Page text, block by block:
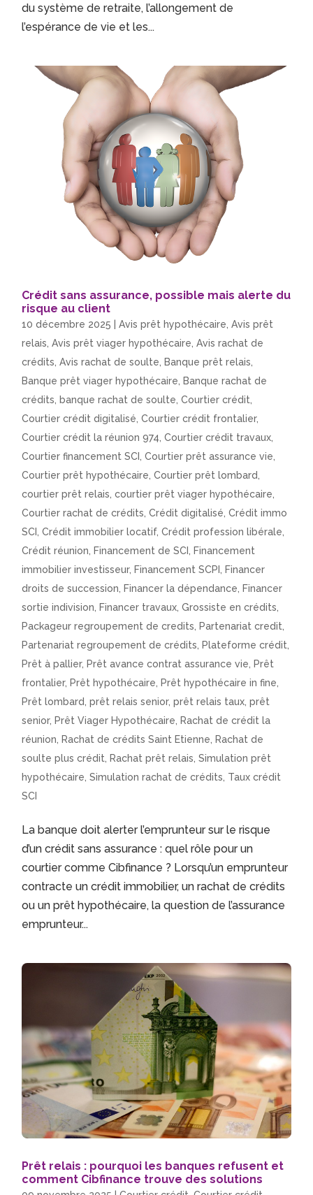
du système de retraite, l’allongement de
l’espérance de vie et les...
Crédit sans assurance, possible mais alerte du
risque au client
10 décembre 2025 |Avis prêt hypothécaire ,Avis prêt
relais ,Avis prêt viager hypothécaire ,Avis rachat de
crédits ,Avis rachat de soulte Banque prêt relais
Banque prêt viager hypothécaire
Banque rachat de
crédits
banque rachat de soulte ,Courtier crédit
Courtier crédit digitalisé ,Courtier crédit frontalier,
Courtier crédit la réunion 974 ,Courtier crédit travaux
Courtier financement SCI
,Courtier prêt assurance vie
Courtier prêt hypothécaire ,Courtier prêt lombard
courtier prêt relais ,courtier prêt viager hypothécaire
Courtier rachat de crédits ,Crédit digitalisé ,Crédit immo
SCI
,Crédit immobilier locatif,Crédit profession libérale
Crédit réunion
Financement de SCI
Financement
immobilier investisseur, Financement SCPI
Financer
droits de succession
Financer la dépendance
Financer
sortie indivision
Financer travaux ,Grossiste en crédits
Packageur regroupement de credits
Partenariat credit
Partenariat regroupement de crédits
Plateforme crédit
Prêt à pallier, Prêt avance contrat assurance vie
Prêt
frontalier, Prêt hypothécaire Prêt hypothécaire in fine
Prêt lombard ,prêt relais senior,prêt relais taux ,prêt
senior, Prêt Viager Hypothécaire
Rachat de crédit la
réunion
Rachat de crédits Saint Etienne
Rachat de
soulte plus crédit
Rachat prêt relais ,Simulation prêt
hypothécaire ,Simulation rachat de crédits Taux crédit
SCI
La banque doit alerter l’emprunteur sur le risque
d’un crédit sans assurance : quel rôle pour un
courtier comme Cibfinance ? Lorsqu’un emprunteur
contracte un crédit immobilier, un rachat de crédits
ou un prêt hypothécaire, la question de l’assurance
emprunteur...
Prêt relais : pourquoi les banques refusent et
comment Cibfinance trouve des solutions